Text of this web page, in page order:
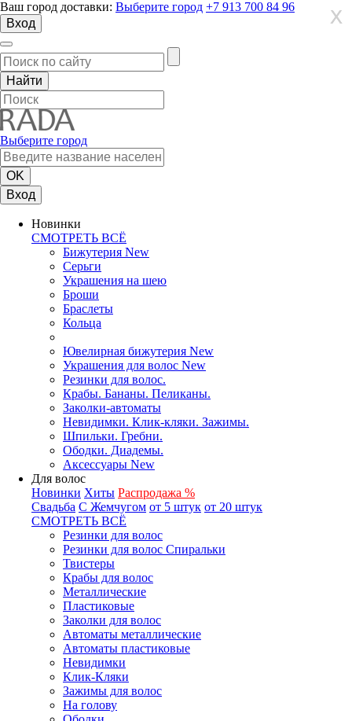
Ваш город доставки: Выберите город +7 913 700 84 96
Вход
Выберите город
Вход
Новинки
СМОТРЕТЬ ВСЁ
Бижутерия New
Серьги
Украшения на шею
Броши
Браслеты
Кольца
Ювелирная бижутерия New
Украшения для волос New
Резинки для волос.
Крабы. Бананы. Пеликаны.
Заколки-автоматы
Невидимки. Клик-кляки. Зажимы.
Шпильки. Гребни.
Ободки. Диадемы.
Аксессуары New
Для волос
Новинки Хиты Распродажа %
Свадьба С Жемчугом от 5 штук от 20 штук
СМОТРЕТЬ ВСЁ
Резинки для волос
Резинки для волос Спиральки
Твистеры
Крабы для волос
Металлические
Пластиковые
Заколки для волос
Автоматы металлические
Автоматы пластиковые
Невидимки
Клик-Кляки
Зажимы для волос
На голову
X
X
X